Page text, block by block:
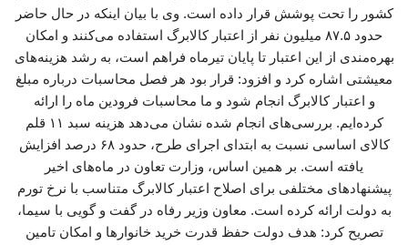
کشور را تحت پوشش قرار داده است. وی با بیان اینکه در حال حاضر
حدود ۸۷.۵ میلیون نفر از اعتبار کالابرگ استفاده می‌کنند و امکان
بهره‌مندی از این اعتبار تا پایان تیرماه فراهم است، به رشد هزینه‌های
معیشتی اشاره کرد و افزود: قرار بود هر فصل محاسبات درباره مبلغ
و اعتبار کالابرگ انجام شود و ما محاسبات فرودین ماه را ارائه
کرده‌ایم. بررسی‌های انجام شده نشان می‌دهد هزینه سبد ۱۱ قلم
کالای اساسی نسبت به ابتدای اجرای طرح، حدود ۶۸ درصد افزایش
یافته است. بر همین اساس، وزارت تعاون در ماه‌های اخیر
پیشنهادهای مختلفی برای اصلاح اعتبار کالابرگ متناسب با نرخ تورم
به دولت ارائه کرده است. معاون وزیر رفاه در گفت و گویی با سیما،
تصریح کرد: هدف دولت حفظ قدرت خرید خانوارها و امکان تامین